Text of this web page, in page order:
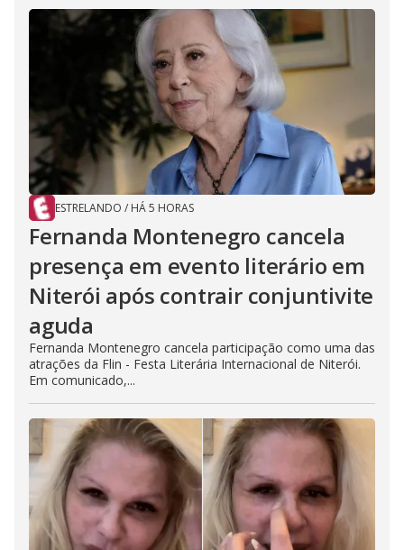
ESTRELANDO / HÁ 5 HORAS
Fernanda Montenegro cancela
presença em evento literário em
Niterói após contrair conjuntivite
aguda
Fernanda Montenegro cancela participação como uma das
atrações da Flin - Festa Literária Internacional de Niterói.
Em comunicado,...